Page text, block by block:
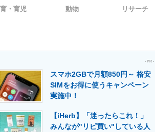
ミュニティ マーケ×ITの今がよく分かる
活用を支援
・育児 動物 リサーチ
- PR -
スマホ2GBで月額850円～ 格安
SIMをお得に使うキャンペーン
実施中！
【iHerb】「迷ったらこれ！」
みんなが"リピ買い"している人